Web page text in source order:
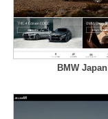
BMW Japan